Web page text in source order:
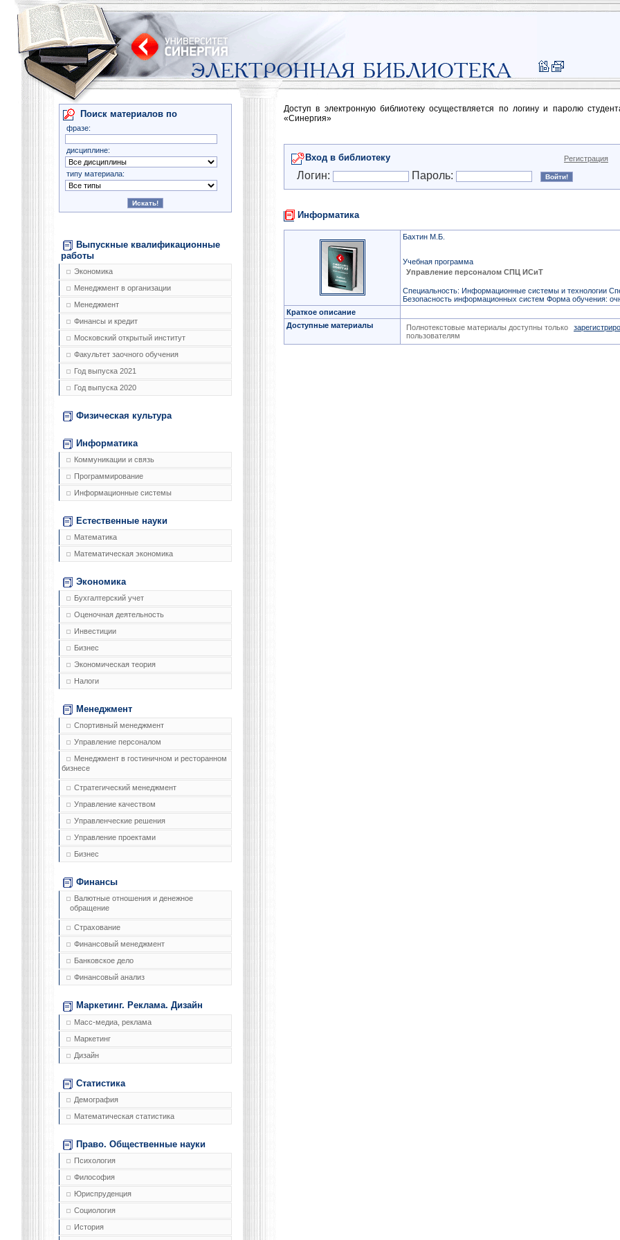
Поиск материалов по
фразе:
дисциплине:
типу материала:
Выпускные квалификационные
работы
Экономика
Менеджмент в организации
Менеджмент
Финансы и кредит
Московский открытый институт
Факультет заочного обучения
Год выпуска 2021
Год выпуска 2020
Физическая культура
Информатика
Коммуникации и связь
Программирование
Информационные системы
Естественные науки
Математика
Математическая экономика
Экономика
Бухгалтерский учет
Оценочная деятельность
Инвестиции
Бизнес
Экономическая теория
Налоги
Менеджмент
Спортивный менеджмент
Управление персоналом
Менеджмент в гостиничном и ресторанном
бизнесе
Стратегический менеджмент
Управление качеством
Управленческие решения
Управление проектами
Бизнес
Финансы
Валютные отношения и денежное
обращение
Страхование
Финансовый менеджмент
Банковское дело
Финансовый анализ
Маркетинг. Реклама. Дизайн
Масс-медиа, реклама
Маркетинг
Дизайн
Статистика
Демография
Математическая статистика
Право. Общественные науки
Психология
Философия
Юриспруденция
Социология
История
Доступ в электронную библиотеку осуществляется по логину и паролю
«Синергия»
Вход в библиотеку Регистрация
Логин: Пароль:
Информатика
Бахтин М.Б.
Учебная программа
Управление персоналом СПЦ ИСиТ
Специальность: Информационные системы и технологии
Безопасность информационных систем Форма обучения:
Краткое описание
Доступные материалы
Полнотекстовые материалы доступны только
пользователям